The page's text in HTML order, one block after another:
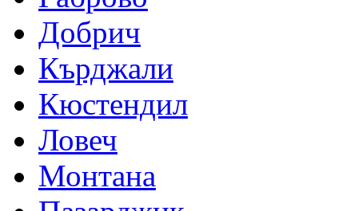
Добрич
Кърджали
Кюстендил
Ловеч
Монтана